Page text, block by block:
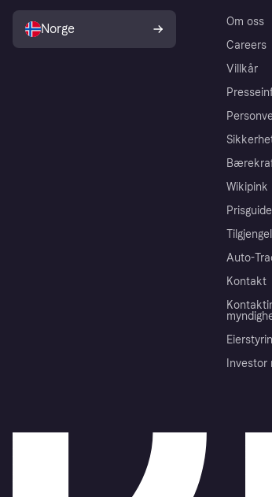
Om oss
Careers
Villkår
Wikipink
Auto-
Kontakt
Investor
Norge